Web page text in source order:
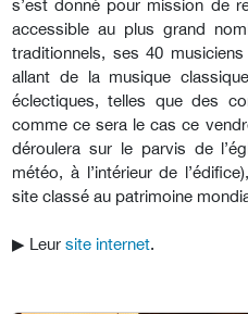
s’est donné pour mission de
accessible au plus grand
traditionnels, ses 40
allant de la musique
éclectiques, telles que des
comme ce sera le cas ce
déroulera sur le parvis de
météo, à l’intérieur de
site classé au patrimoine
▶︎ Leur site internet.